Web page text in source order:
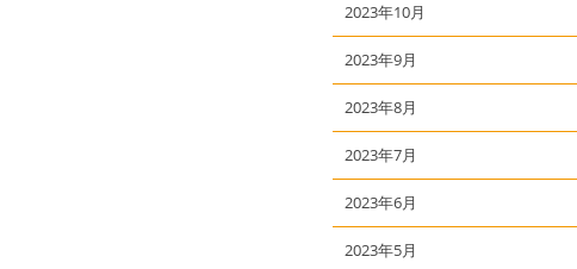
2023年10月
2023年9月
2023年8月
2023年7月
2023年6月
2023年5月